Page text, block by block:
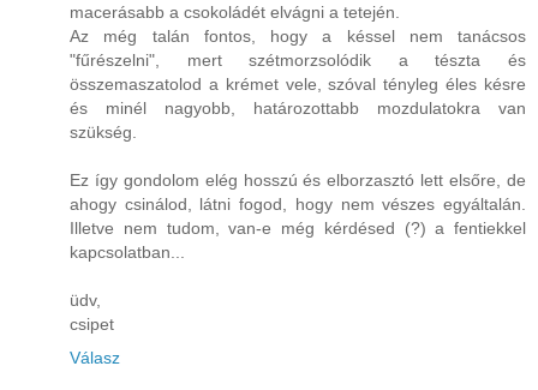
macerásabb a csokoládét elvágni a tetején.
Az még talán fontos, hogy a késsel nem tanácsos
"fűrészelni", mert szétmorzsolódik a tészta és
összemaszatolod a krémet vele, szóval tényleg éles késre
és minél nagyobb, határozottabb mozdulatokra van
szükség.
Ez így gondolom elég hosszú és elborzasztó lett elsőre, de
ahogy csinálod, látni fogod, hogy nem vészes egyáltalán.
Illetve nem tudom, van-e még kérdésed (?) a fentiekkel
kapcsolatban...
üdv,
csipet
Válasz